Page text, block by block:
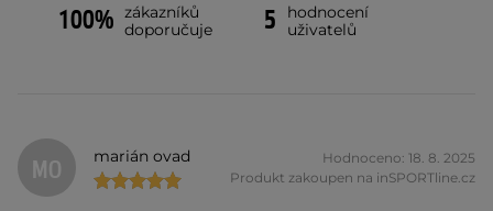
100% zákazníků
doporučuje
5
hodnocení
uživatelů
MO marián ovad
Hodnoceno: 18. 8. 2025
Produkt zakoupen na inSPORTline.cz